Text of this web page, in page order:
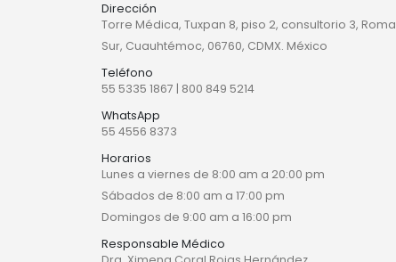
Dirección
Torre Médica, Tuxpan 8, piso 2, consultorio 3, Roma
Sur, Cuauhtémoc, 06760, CDMX. México
Teléfono
55 5335 1867 | 800 849 5214
WhatsApp
55 4556 8373
Horarios
Lunes a viernes de 8:00 am a 20:00 pm
Sábados de 8:00 am a 17:00 pm
Domingos de 9:00 am a 16:00 pm
Responsable Médico